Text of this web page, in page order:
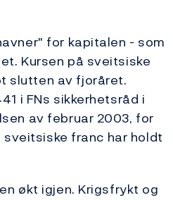
for kapitalen - som
Kursen på sveitsiske
slutten av fjoråret.
i FNs sikkerhetsråd i
av februar 2003, for
franc har holdt
økt igjen. Krigsfrykt og